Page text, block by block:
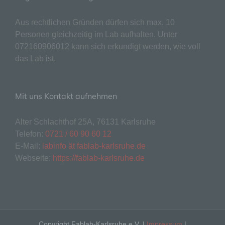
Aus rechtlichen Gründen dürfen sich max. 10
Personen gleichzeitig im Lab aufhalten. Unter
072160906012 kann sich erkundigt werden, wie voll
das Lab ist.
Mit uns Kontakt aufnehmen
Alter Schlachthof 25A, 76131 Karlsruhe
Telefon: 0721 / 60 90 60 12
E-Mail: labinfo ät fablab-karlsruhe.de
Webseite: https://fablab-karlsruhe.de
Kennung wie einem Namen, zu einer
Kennnummer, zu Standortdaten, zu einer
Online-Kennung oder zu einem oder
mehreren besonderen Merkmalen, die
Ausdruck der physischen, physiologischen,
kann.
Betroffene Person ist jede identifizierte oder
identifizierbare natürliche Person, deren
personenbezogene Daten von dem für die
Verarbeitung Verantwortlichen verarbeitet